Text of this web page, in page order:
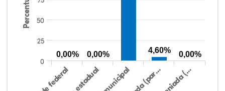
Percentual
0
25
50
0,00% 0,00% 4,60% 0,00%